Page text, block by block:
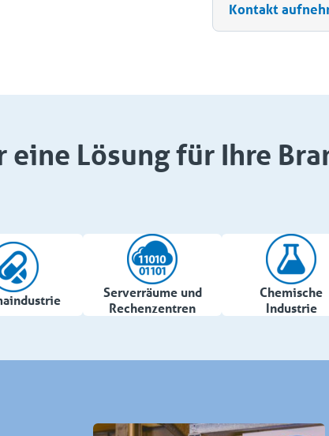
Kontakt
eine Lösung für Ihre
Serverräume und
Rechenzentren
Chemische
Industrie